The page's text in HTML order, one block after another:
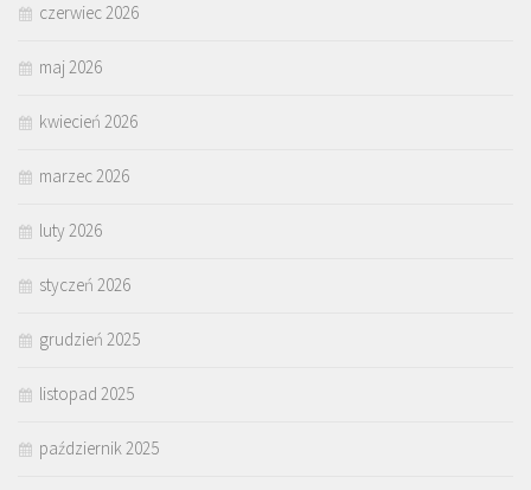
czerwiec 2026
maj 2026
kwiecień 2026
marzec 2026
luty 2026
styczeń 2026
grudzień 2025
listopad 2025
październik 2025